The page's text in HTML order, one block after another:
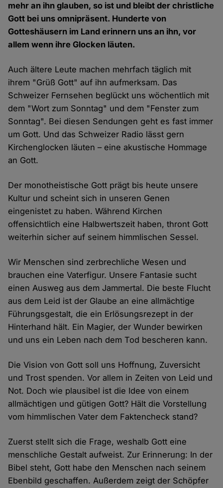
mehr an ihn glauben, so ist und bleibt der christliche
Gott bei uns omnipräsent. Hunderte von
Gotteshäusern im Land erinnern uns an ihn, vor
allem wenn ihre Glocken läuten.
Auch ältere Leute machen mehrfach täglich mit
ihrem "Grüß Gott" auf ihn aufmerksam. Das
Schweizer Fernsehen beglückt uns wöchentlich mit
dem "Wort zum Sonntag" und dem "Fenster zum
Sonntag". Bei diesen Sendungen geht es fast immer
um Gott. Und das Schweizer Radio lässt gern
Kirchenglocken läuten – eine akustische Hommage
an Gott.
Der monotheistische Gott prägt bis heute unsere
Kultur und scheint sich in unseren Genen
eingenistet zu haben. Während Kirchen
offensichtlich eine Halbwertszeit haben, thront Gott
weiterhin sicher auf seinem himmlischen Sessel.
Wir Menschen sind zerbrechliche Wesen und
brauchen eine Vaterfigur. Unsere Fantasie sucht
einen Ausweg aus dem Jammertal. Die beste Flucht
aus dem Leid ist der Glaube an eine allmächtige
Führungsgestalt, die ein Erlösungsrezept in der
Hinterhand hält. Ein Magier, der Wunder bewirken
und uns ein Leben nach dem Tod bescheren kann.
Die Vision von Gott soll uns Hoffnung, Zuversicht
und Trost spenden. Vor allem in Zeiten von Leid und
Not. Doch wie plausibel ist die Idee von einem
allmächtigen und gütigen Gott? Hält die Vorstellung
vom himmlischen Vater dem Faktencheck stand?
Zuerst stellt sich die Frage, weshalb Gott eine
menschliche Gestalt aufweist. Zur Erinnerung: In der
Bibel steht, Gott habe den Menschen nach seinem
Ebenbild geschaffen. Außerdem zeigt der Schöpfer